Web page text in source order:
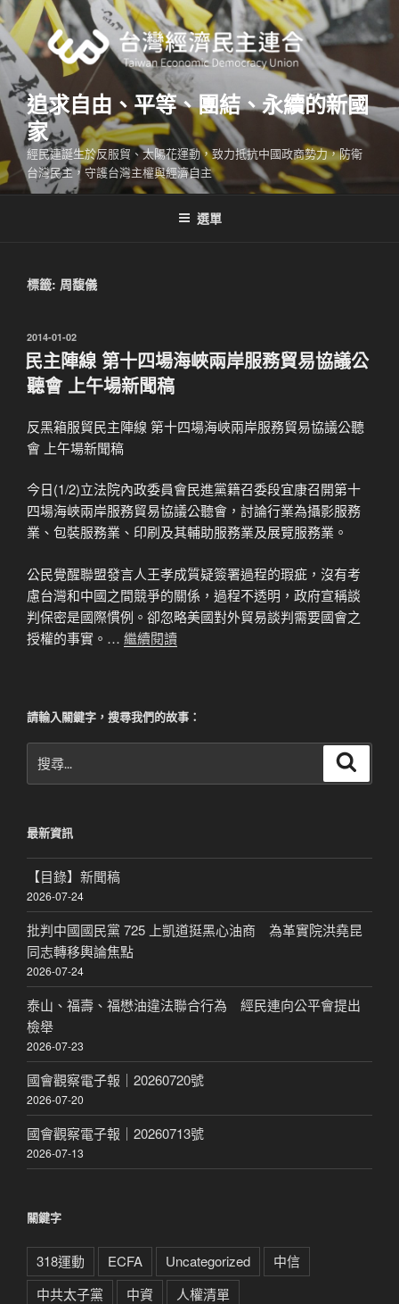
跳
至
主
內
容
追求自由、平等、團結、永續的新國
家
經民連誕生於反服貿、太陽花運動，致力抵抗中國政商勢力，防衛
台灣民主，守護台灣主權與經濟自主
選單
標籤: 周馥儀
發
佈
於
2014-01-02
民主陣線 第十四場海峽兩岸服務貿易協議公
聽會 上午場新聞稿
反黑箱服貿民主陣線 第十四場海峽兩岸服務貿易協議公聽
會 上午場新聞稿
今日(1/2)立法院內政委員會民進黨籍召委段宜康召開第十
四場海峽兩岸服務貿易協議公聽會，討論行業為攝影服務
業、包裝服務業、印刷及其輔助服務業及展覽服務業。
公民覺醒聯盟發言人王孝成質疑簽署過程的瑕疵，沒有考
慮台灣和中國之間競爭的關係，過程不透明，政府宣稱談
判保密是國際慣例。卻忽略美國對外貿易談判需要國會之
授權的事實。… 繼續閱讀
請輸入關鍵字，搜尋我們的故事：
尋
字:
最新資訊
【目錄】新聞稿
2026-07-24
批判中國國民黨 725 上凱道挺黑心油商 為革實院洪堯昆
同志轉移輿論焦點
2026-07-24
泰山、福壽、福懋油違法聯合行為 經民連向公平會提出
檢舉
2026-07-23
國會觀察電子報｜20260720號
2026-07-20
國會觀察電子報｜20260713號
2026-07-13
關鍵字
318運動 ECFA Uncategorized
中信
中共太子黨
中資
人權清單